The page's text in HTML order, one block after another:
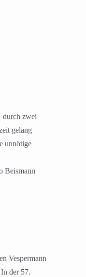
durch zwei
gelang
unnötige
Beismann
Vespermann
der 57.